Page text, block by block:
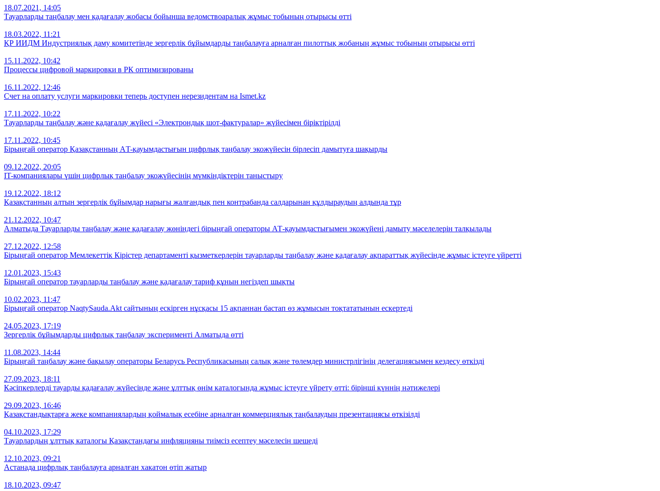
18.07.2021, 14:05
Тауарларды таңбалау мен қадағалау жобасы бойынша ведомствоаралық жұмыс тобының отырысы өтті
18.03.2022, 11:21
ҚР ИИДМ Индустриялық даму комитетінде зергерлік бұйымдарды таңбалауға арналған пилоттық жобаның жұмыс тобының отырысы өтті
15.11.2022, 10:42
Процессы цифровой маркировки в РК оптимизированы
16.11.2022, 12:46
Счет на оплату услуги маркировки теперь доступен нерезидентам на Ismet.kz
17.11.2022, 10:22
Тауарларды таңбалау және қадағалау жүйесі «Электрондық шот-фактуралар» жүйесімен біріктірілді
17.11.2022, 10:45
Бірыңғай оператор Қазақстанның АT-қауымдастығын цифрлық таңбалау экожүйесін бірлесіп дамытуға шақырды
09.12.2022, 20:05
IT-компаниялары үшін цифрлық таңбалау экожүйесінің мүмкіндіктерін таныстыру
19.12.2022, 18:12
Қазақстанның алтын зергерлік бұйымдар нарығы жалғандық пен контрабанда салдарынан құлдыраудың алдында тұр
21.12.2022, 10:47
Алматыда Тауарларды таңбалау және қадағалау жөніндегі бірыңғай операторы АТ-қауымдастығымен экожүйені дамыту мәселелерін талқылады
27.12.2022, 12:58
Бірыңғай оператор Мемлекеттік Кірістер департаменті қызметкерлерін тауарларды таңбалау және қадағалау ақпараттық жүйесінде жұмыс істеуге үйретті
12.01.2023, 15:43
Бірыңғай оператор тауарларды таңбалау және қадағалау тариф құнын негіздеп шықты
10.02.2023, 11:47
Бірыңғай оператор NaqtySauda.Akt сайтының ескірген нұсқасы 15 ақпаннан бастап өз жұмысын тоқтататынын ескертеді
24.05.2023, 17:19
Зергерлік бұйымдарды цифрлық таңбалау эксперименті Алматыда өтті
11.08.2023, 14:44
Бірыңғай таңбалау және бақылау операторы Беларусь Республикасының салық және төлемдер министрлігінің делегациясымен кездесу өткізді
27.09.2023, 18:11
Кәсіпкерлерді тауарды қадағалау жүйесінде және ұлттық өнім каталогында жұмыс істеуге үйрету өтті: бірінші күннің нәтижелері
29.09.2023, 16:46
Қазақстандықтарға жеке компаниялардың қоймалық есебіне арналған коммерциялық таңбалаудың презентациясы өткізілді
04.10.2023, 17:29
Тауарлардың ұлттық каталогы Қазақстандағы инфляцияны тиімсіз есептеу мәселесін шешеді
12.10.2023, 09:21
Астанада цифрлық таңбалауға арналған хакатон өтіп жатыр
18.10.2023, 09:47